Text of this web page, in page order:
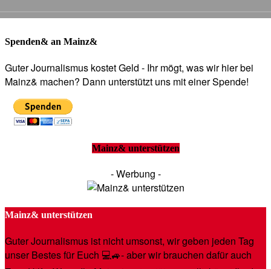
Spenden& an Mainz&
Guter Journalismus kostet Geld - Ihr mögt, was wir hier bei
Mainz& machen? Dann unterstützt uns mit einer Spende!
Mainz& unterstützen
- Werbung -
Mainz& unterstützen
Guter Journalismus ist nicht umsonst, wir geben jeden Tag
unser Bestes für Euch 💻🚙- aber wir brauchen dafür auch